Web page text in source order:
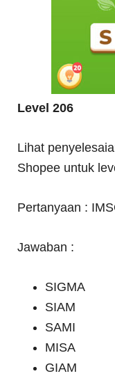
Level 206
Lihat
Shopee untuk
Pertanyaan :
Jawaban :
SIGMA
SIAM
SAMI
MISA
GIAM